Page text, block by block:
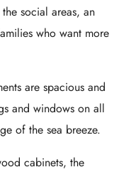
social areas, an
who want more
are spacious and
and windows on all
of the sea breeze.
cabinets, the